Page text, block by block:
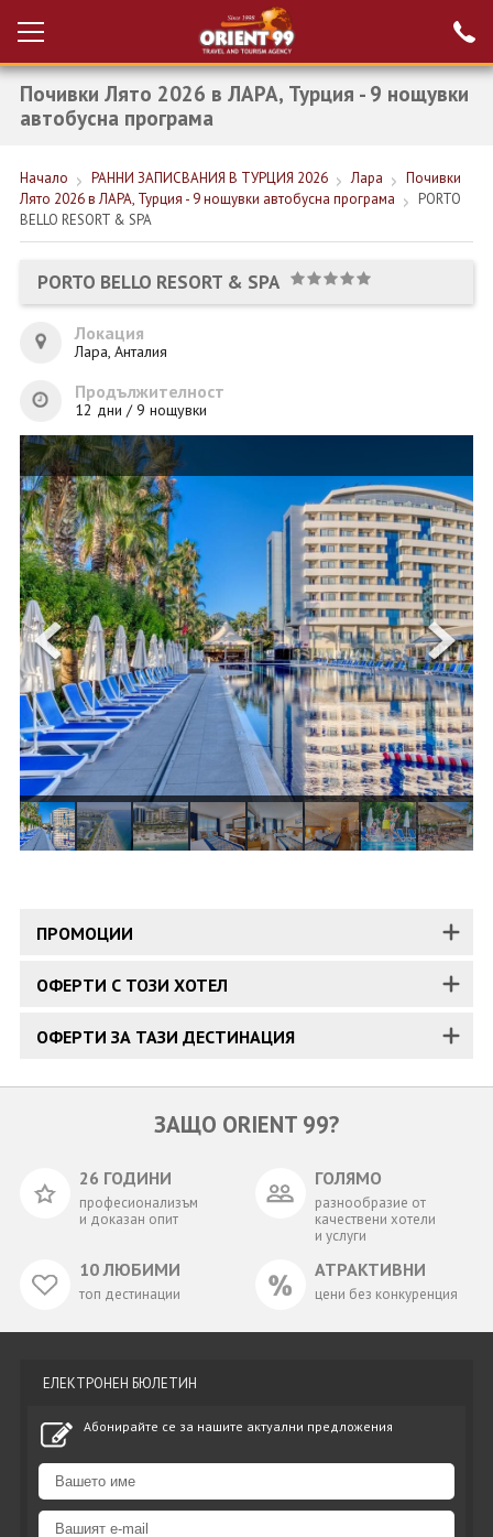
Вход за агенти
Проверка на
резервация
НОВА ГОДИНА ТУРЦИЯ
НОВА ГОДИНА
ПОЧИВКИ
КРУИЗИ
ЕКЗОТИКА
ОЩЕ
ЗА НАС
КОНТАКТИ
ФИРМЕНИ ДОКУМЕНТИ
0700 144 34 Запитване
ПОСЛЕДВАЙТЕ НИ
Почивки Лято 2026 в ЛАРА, Турция - 9 нощувки
автобусна програма
Начало РАННИ ЗАПИСВАНИЯ В ТУРЦИЯ 2026 Лара
Почивки
Лято 2026 в ЛАРА, Турция - 9 нощувки автобусна програма
PORTO
BELLO RESORT & SPA
PORTO BELLO RESORT & SPA
Локация
Лара, Анталия
Продължителност
12 дни / 9 нощувки
ПРОМОЦИИ
ОФЕРТИ С ТОЗИ ХОТЕЛ
ОФЕРТИ ЗА ТАЗИ ДЕСТИНАЦИЯ
ЗАЩО ORIENT 99?
26 ГОДИНИ
професионализъм
и доказан опит
ГОЛЯМО
разнообразие от
качествени хотели
и услуги
10 ЛЮБИМИ
топ дестинации
АТРАКТИВНИ
цени без конкуренция
ЕЛЕКТРОНЕН БЮЛЕТИН
Абонирайте се за нашите актуални предложения